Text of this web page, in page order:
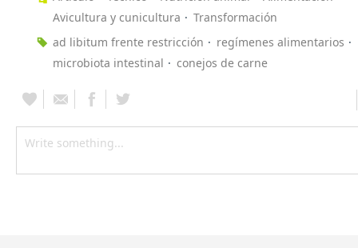
Avicultura y cunicultura
Transformación
ad libitum frente restricción
regímenes alimentarios
microbiota intestinal
conejos de carne